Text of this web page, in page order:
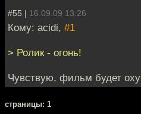
#55 | 16.09.09 13:26
Кому: acidi, #1
> Ролик - огонь!
Чувствую, фильм будет
cтраницы: 1